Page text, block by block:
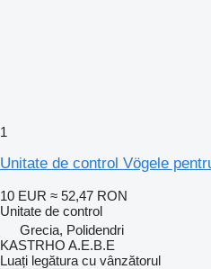
1
Unitate de control Vögele
10 EUR ≈ 52,47 RON
Unitate de control
Grecia, Polidendri
KASTRHO A.E.B.E
Luați legătura cu vânzătorul